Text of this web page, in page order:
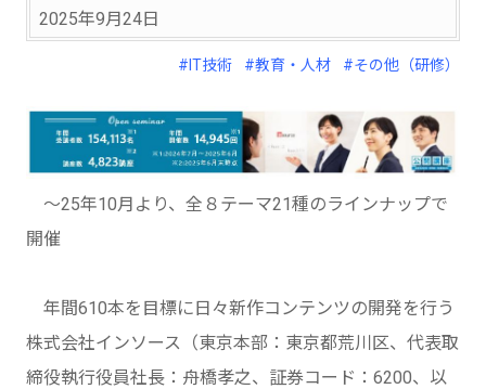
2025年9月24日
#IT技術 #教育・人材 #その他（研修）
～25年10月より、全８テーマ21種のラインナップで
開催
年間610本を目標に日々新作コンテンツの開発を行う
株式会社インソース（東京本部：東京都荒川区、代表取
締役執行役員社長：舟橋孝之、証券コード：6200、以